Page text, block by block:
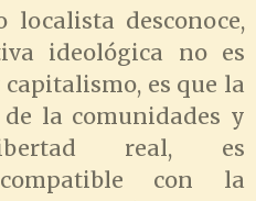
localista desconoce,
ideológica no es
es que la
la comunidades y
real, es
con la